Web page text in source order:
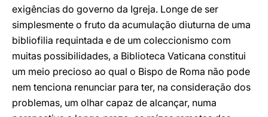
exigências do governo da Igreja. Longe de ser
simplesmente o fruto da acumulação diuturna de uma
bibliofilia requintada e de um coleccionismo com
muitas possibilidades, a Biblioteca Vaticana constitui
um meio precioso ao qual o Bispo de Roma não pode
nem tenciona renunciar para ter, na consideração dos
problemas, um olhar capaz de alcançar, numa